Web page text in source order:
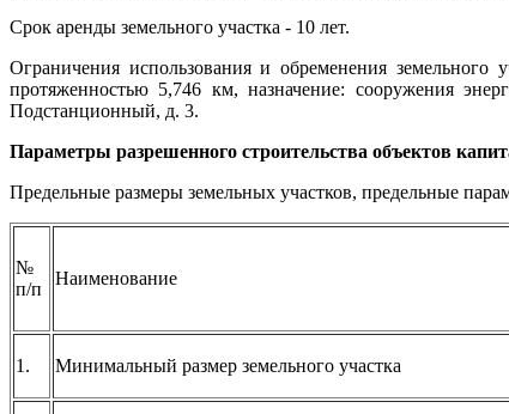
Срок аренды земельного участка - 10 лет.
Ограничения использования и обременения
протяженностью 5,746 км, назначение: сооружения
Подстанционный, д. 3.
Параметры разрешенного строительства объектов
Предельные размеры земельных участков, предельные
№
п/п
Наименование
1. Минимальный размер земельного участка